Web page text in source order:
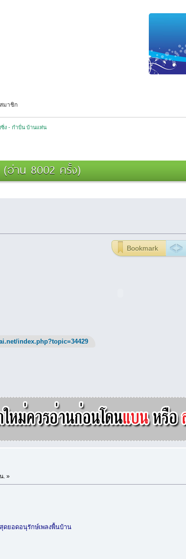
มาชิก
ซิ่ง - กําปั่น บ้านแท่น
อ่าน 8002 ครั้ง)
Bookmark
index.php?topic=34429
. »
ดยอดอนุรักษ์เพลงพื้นบ้าน